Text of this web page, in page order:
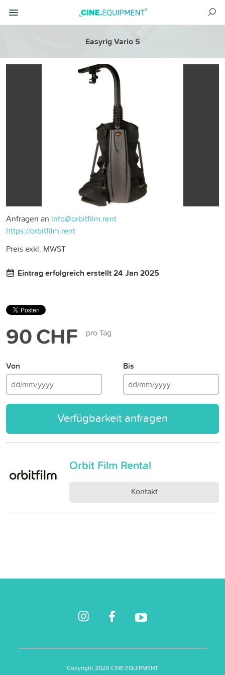
Easyrig Vario 5
Anfragen an info@orbitfilm.rent
https://orbitfilm.rent
Preis exkl. MWST
Eintrag erfolgreich erstellt 24 Jan 2025
90 CHF pro Tag
Von Bis
Verfügbarkeit anfragen
Orbit Film Rental
Kontakt
Copyright 2020 CINE.EQUIPMENT